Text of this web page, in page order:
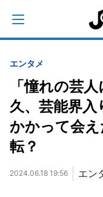
エンタメ
「憧れの芸
久、芸能界
かかって会
転？
2024.06.18 19:56 エン